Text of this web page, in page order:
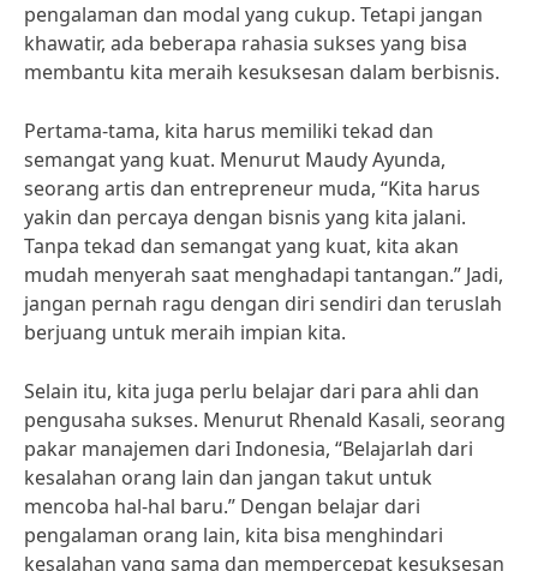
pengalaman dan modal yang cukup. Tetapi jangan
khawatir, ada beberapa rahasia sukses yang bisa
membantu kita meraih kesuksesan dalam berbisnis.
Pertama-tama, kita harus memiliki tekad dan
semangat yang kuat. Menurut Maudy Ayunda,
seorang artis dan entrepreneur muda, “Kita harus
yakin dan percaya dengan bisnis yang kita jalani.
Tanpa tekad dan semangat yang kuat, kita akan
mudah menyerah saat menghadapi tantangan.” Jadi,
jangan pernah ragu dengan diri sendiri dan teruslah
berjuang untuk meraih impian kita.
Selain itu, kita juga perlu belajar dari para ahli dan
pengusaha sukses. Menurut Rhenald Kasali, seorang
pakar manajemen dari Indonesia, “Belajarlah dari
kesalahan orang lain dan jangan takut untuk
mencoba hal-hal baru.” Dengan belajar dari
pengalaman orang lain, kita bisa menghindari
kesalahan yang sama dan mempercepat kesuksesan